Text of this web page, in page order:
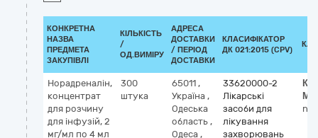
КОНКРЕТНА
НАЗВА
ПРЕДМЕТА
ЗАКУПІВЛІ
КІЛЬКІСТЬ
/
ОД.ВИМІРУ
АДРЕСА
ДОСТАВКИ
/ ПЕРІОД
ДОСТАВКИ
КЛАСИФІКАТОР
ДК 021:2015 (CPV)
Норадреналін,
концентрат
для розчину
для інфузій, 2
мг/мл по 4 мл
300
штука
65011 ,
Україна ,
Одеська
область ,
Одеса ,
33620000-2
Лікарські
засоби для
лікування
захворювань